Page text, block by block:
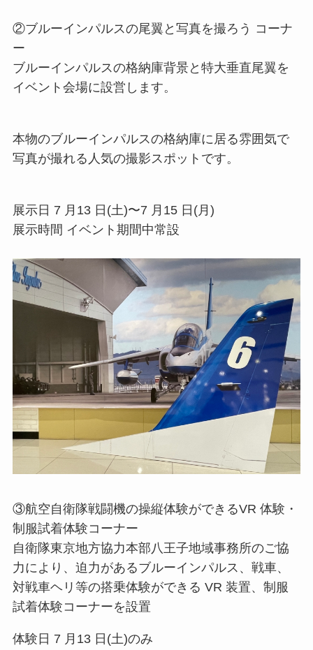
②ブルーインパルスの尾翼と写真を撮ろう コーナ
ー
ブルーインパルスの格納庫背景と特⼤垂直尾翼を
イベント会場に設営します。
本物のブルーインパルスの格納庫に居る雰囲気で
写真が撮れる⼈気の撮影スポットです。
展⽰⽇ 7 ⽉13 ⽇(⼟)〜7 ⽉15 ⽇(⽉)
展⽰時間 イベント期間中常設
③航空⾃衛隊戦闘機の操縦体験ができるVR 体験・
制服試着体験コーナー
⾃衛隊東京地⽅協⼒本部⼋王⼦地域事務所のご協
⼒により、迫⼒があるブルーインパルス、戦⾞、
対戦⾞ヘリ等の搭乗体験ができる VR 装置、制服
試着体験コーナーを設置
体験⽇ 7 ⽉13 ⽇(⼟)のみ